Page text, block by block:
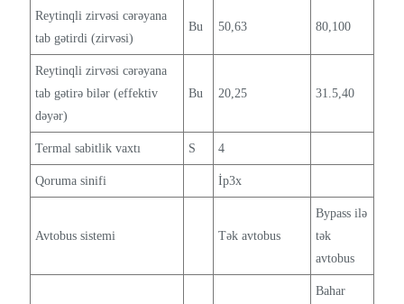
Reytinqli zirvəsi cərəyana
tab gətirdi (zirvəsi)
Bu 50,63 80,100
Reytinqli zirvəsi cərəyana
tab gətirə bilər (effektiv
dəyər)
Bu 20,25 31.5,40
Termal sabitlik vaxtı S 4
Qoruma sinifi İp3x
Avtobus sistemi Tək avtobus
Bypass ilə
tək
avtobus
Bahar